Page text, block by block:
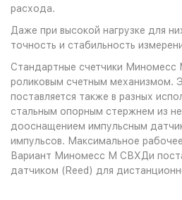
расхода.
Даже при высокой нагрузке для
точность и стабильность
Стандартные счетчики
роликовым счетным механизмом.
поставляется также в разных
стальным опорным стержнем из
дооснащением импульсным
импульсов. Максимальное
Вариант Миномесс М СВХДи
датчиком (Reed) для